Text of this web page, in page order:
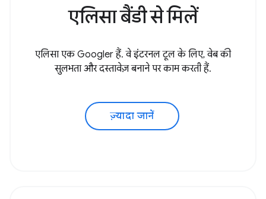
एलिसा बैंडी से मिलें
एलिसा एक Googler हैं. वे इंटरनल टूल के लिए, वेब की
सुलभता और दस्तावेज़ बनाने पर काम करती हैं.
ज़्यादा जानें